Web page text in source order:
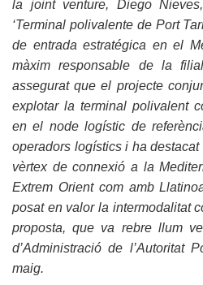
la joint venture, Diego
‘Terminal polivalente de Port
de entrada estratégica en el
màxim responsable de la
assegurat que el projecte
explotar la terminal polivalent
en el node logístic de
operadors logístics i ha
vèrtex de connexió a la
Extrem Orient com amb
posat en valor la intermodalitat
proposta, que va rebre llum
d’Administració de l’Autoritat
maig.